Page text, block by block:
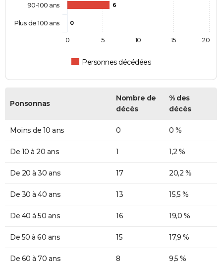
6
0
Personnes décédées
90-100 ans
Plus de 100 ans
0 5 10 15 20
Ponsonnas
Nombre de
décès
% des
décès
Moins de 10 ans 0 0 %
De 10 à 20 ans 1 1,2 %
De 20 à 30 ans 17 20,2 %
De 30 à 40 ans 13 15,5 %
De 40 à 50 ans 16 19,0 %
De 50 à 60 ans 15 17,9 %
De 60 à 70 ans 8 9,5 %